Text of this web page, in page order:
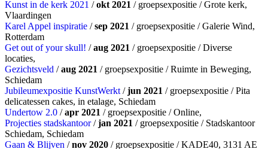
Kunst in de kerk 2021 /okt 2021 / groepsexpositie / Grote kerk,
Vlaardingen
Karel Appel inspiratie /sep 2021 / groepsexpositie / Galerie Wind,
Rotterdam
Get out of your skull! /aug 2021 / groepsexpositie / Diverse
locaties,
Gezichtsveld /aug 2021 / groepsexpositie / Ruimte in Beweging,
Schiedam
Jubileumexpositie KunstWerkt /jun 2021 / groepsexpositie / Pita
delicatessen cakes, in etalage, Schiedam
Undertow 2.0 /apr 2021 / groepsexpositie / Online,
Projecties stadskantoor/jan 2021 / groepsexpositie / Stadskantoor
Schiedam, Schiedam
Gaan & Blijven /nov 2020 / groepsexpositie / KADE40, 3131 AE